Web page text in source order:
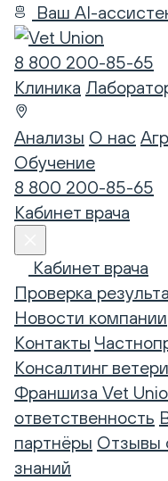
Ваш AI-
8 800 200-85-65
Клиника
Анализы О нас
Обучение
8 800 200-85-65
Кабинет врача
Кабинет врача
Проверка
Новости компании
Контакты
Консалтинг
Франшиза Vet
ответственность
партнёры Отзывы
знаний